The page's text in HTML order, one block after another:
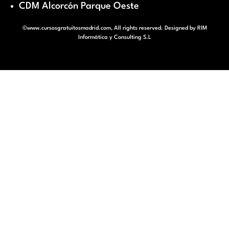
CDM Alcorcón Parque Oeste
©www.cursosgratuitosmadrid.com, All rights reserved. Designed by RIM
Informática y Consulting S.L